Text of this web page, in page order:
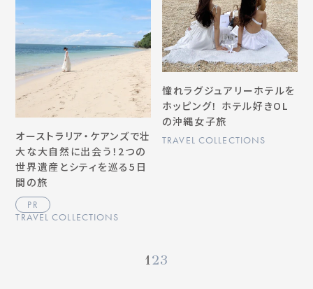
オーストラリア・ケアンズで壮
大な大自然に出会う！2つの
世界遺産とシティを巡る5日
間の旅
PR
TRAVEL COLLECTIONS
憧れラグジュアリーホテルを
ホッピング！ ホテル好きOL
の沖縄女子旅
TRAVEL COLLECTIONS
123